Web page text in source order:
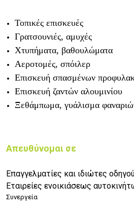
Τοπικές επισκευές
Γρατσουνιές, αμυχές
Χτυπήματα, βαθουλώματα
Αεροτομές, σπόιλερ
Επισκευή σπασμένων
Επισκευή ζαντών αλουμινίου
Ξεθάμπωμα, γυάλισμα
Απευθύνομαι σε
Επαγγελματίες και ιδιώτες
Εταιρείες ενοικιάσεως
Συνεργεία